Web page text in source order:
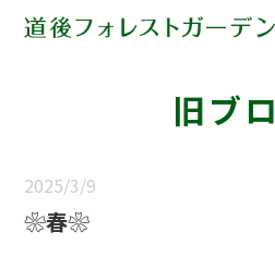
旧ブ
2025/3/9
❀春❀